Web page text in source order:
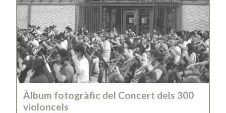
Àlbum fotogràfic del Concert dels 300
violoncels